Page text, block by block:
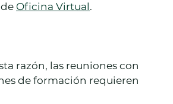
Oficina Virtual.
razón, las reuniones con
de formación requieren